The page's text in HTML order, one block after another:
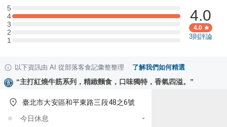
5
5 星：0 則評論
4
4 星：1 則評論
3
3 星：0 則評論
2
2 星：0 則評論
11 星：0 則評論
4.0
4.0
3則評論
以下資訊由 AI 從部落客食記彙整整理 · 了解我們如何精選
“主打紅燒牛筋系列，精緻麵食，口味獨特，香氣四溢。 ”
臺北市大安區和平東路三段48之6號
今日休息